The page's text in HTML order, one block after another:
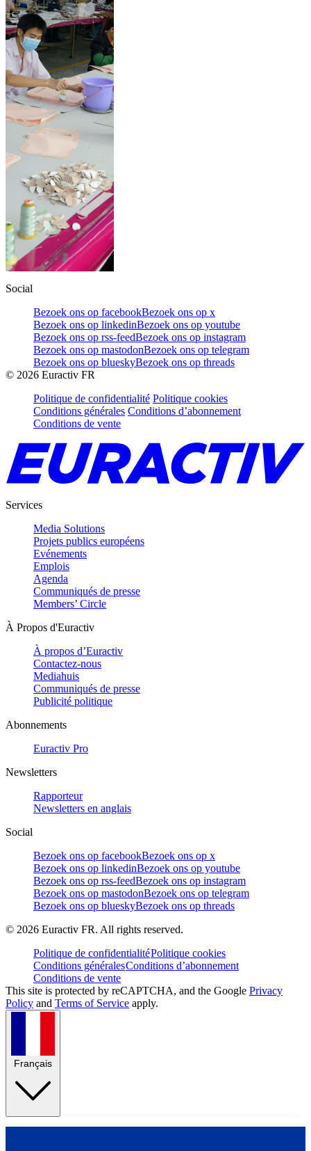
Social
Bezoek ons op facebookBezoek ons op x
Bezoek ons op linkedinBezoek ons op youtube
Bezoek ons op rss-feedBezoek ons op instagram
Bezoek ons op mastodonBezoek ons op telegram
Bezoek ons op blueskyBezoek ons op threads
© 2026 Euractiv FR
Politique de confidentialité Politique cookies
Conditions générales Conditions d’abonnement
Conditions de vente
Services
Media Solutions
Projets publics européens
Evénements
Emplois
Agenda
Communiqués de presse
Members’ Circle
À Propos d'Euractiv
À propos d’Euractiv
Contactez-nous
Mediahuis
Communiqués de presse
Publicité politique
Abonnements
Euractiv Pro
Newsletters
Rapporteur
Newsletters en anglais
Social
Bezoek ons op facebookBezoek ons op x
Bezoek ons op linkedinBezoek ons op youtube
Bezoek ons op rss-feedBezoek ons op instagram
Bezoek ons op mastodonBezoek ons op telegram
Bezoek ons op blueskyBezoek ons op threads
© 2026 Euractiv FR. All rights reserved.
Politique de confidentialitéPolitique cookies
Conditions généralesConditions d’abonnement
Conditions de vente
This site is protected by reCAPTCHA, and the Google Privacy
Policy and Terms of Service apply.
Français